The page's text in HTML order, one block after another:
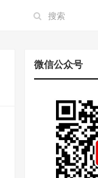
微信公众号